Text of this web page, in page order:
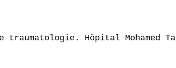
traumatologie. Hôpital Mohamed